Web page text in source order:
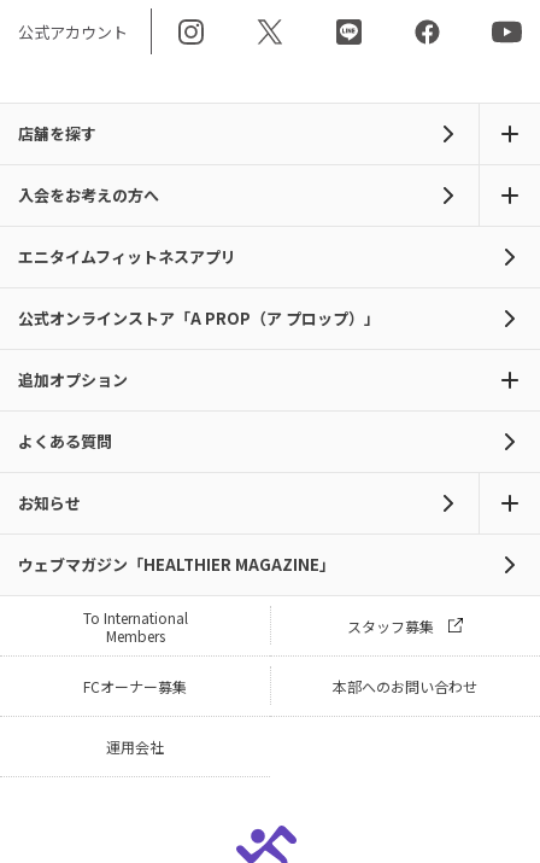
公式アカウント
店舗を探す
入会をお考えの方へ
エニタイムフィットネスアプリ
公式オンラインストア「A PROP（ア プロップ）」
追加オプション
よくある質問
お知らせ
ウェブマガジン「HEALTHIER MAGAZINE」
To International
Members
スタッフ募集
FCオーナー募集 本部へのお問い合わせ
運用会社